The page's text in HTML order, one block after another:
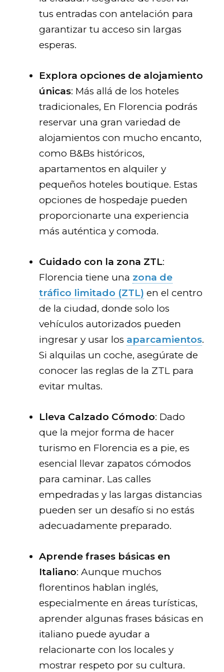
tus entradas con antelación para
garantizar tu acceso sin largas
esperas.
Explora opciones de alojamiento
únicas: Más allá de los hoteles
tradicionales, En Florencia podrás
reservar una gran variedad de
alojamientos con mucho encanto,
como B&Bs históricos,
apartamentos en alquiler y
pequeños hoteles boutique. Estas
opciones de hospedaje pueden
proporcionarte una experiencia
más auténtica y comoda.
Cuidado con la zona ZTL:
Florencia tiene una zona de
tráfico limitado (ZTL) en el centro
de la ciudad, donde solo los
vehículos autorizados pueden
ingresar y usar los aparcamientos.
Si alquilas un coche, asegúrate de
conocer las reglas de la ZTL para
evitar multas.
Lleva Calzado Cómodo: Dado
que la mejor forma de hacer
turismo en Florencia es a pie, es
esencial llevar zapatos cómodos
para caminar. Las calles
empedradas y las largas distancias
pueden ser un desafío si no estás
adecuadamente preparado.
Aprende frases básicas en
Italiano: Aunque muchos
florentinos hablan inglés,
especialmente en áreas turísticas,
aprender algunas frases básicas en
italiano puede ayudar a
relacionarte con los locales y
mostrar respeto por su cultura.